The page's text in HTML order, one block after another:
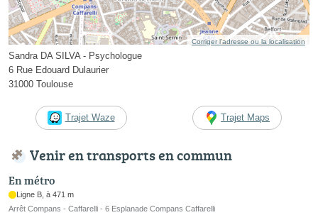
Corriger l’adresse ou la localisation
Sandra DA SILVA - Psychologue
6 Rue Edouard Dulaurier
31000 Toulouse
Trajet Waze Trajet Maps
Venir en transports en commun
En métro
Ligne B, à 471 m
Arrêt Compans - Caffarelli - 6 Esplanade Compans Caffarelli